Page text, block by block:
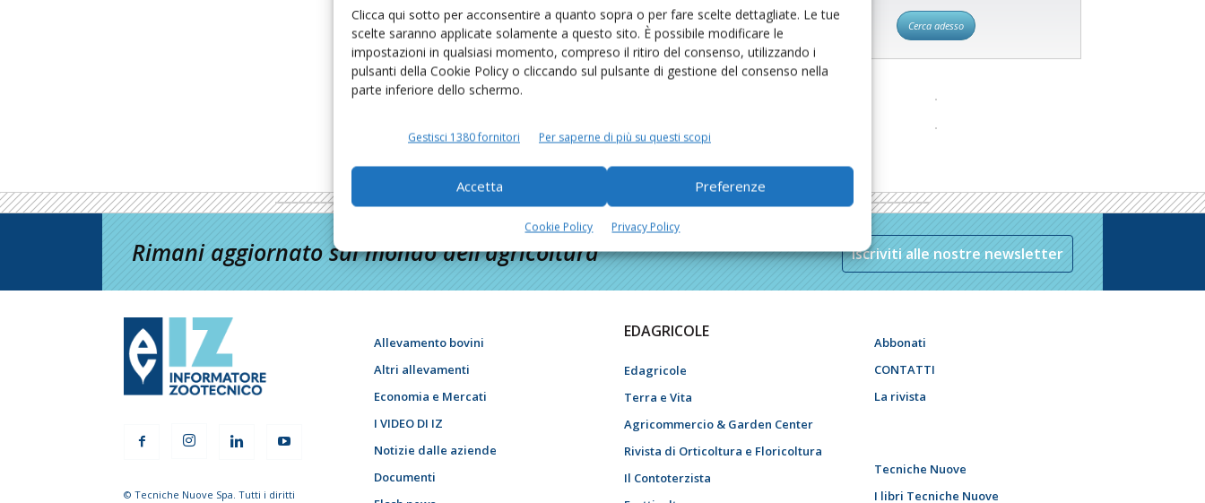
Clicca qui sotto per acconsentire a quanto sopra o per fare scelte dettagliate. Le tue
scelte saranno applicate solamente a questo sito. È possibile modificare le
impostazioni in qualsiasi momento, compreso il ritiro del consenso, utilizzando i
pulsanti della Cookie Policy o cliccando sul pulsante di gestione del consenso nella
parte inferiore dello schermo.
Gestisci 1380 fornitori Per saperne di più su questi scopi
Accetta Preferenze
Cookie Policy Privacy Policy
Cerca adesso
Rimani aggiornato sul mondo dell’agricoltura Iscriviti alle nostre newsletter
© Tecniche Nuove Spa. Tutti i diritti
Allevamento bovini
Altri allevamenti
Economia e Mercati
I VIDEO DI IZ
Notizie dalle aziende
Documenti
EDAGRICOLE
Edagricole
Terra e Vita
Agricommercio & Garden Center
Rivista di Orticoltura e Floricoltura
Il Contoterzista
Abbonati
CONTATTI
La rivista
Tecniche Nuove
I libri Tecniche Nuove